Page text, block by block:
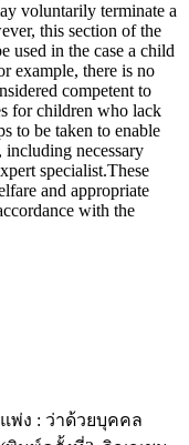
voluntarily terminate a
this section of the
used in the case a child
example, there is no
competent to
for children who lack
to be taken to enable
including necessary
specialist.These
and appropriate
with the
พ่ง : ว่าด้วยบุคคล